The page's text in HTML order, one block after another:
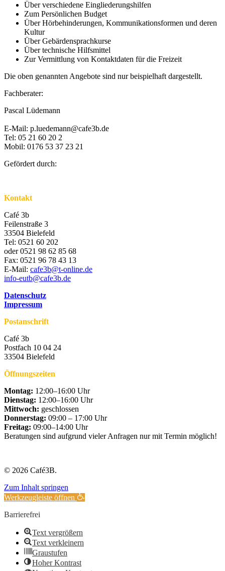
Über verschiedene Eingliederungshilfen
Zum Persönlichen Budget
Über Hörbehinderungen, Kommunikationsformen und deren
Kultur
Über Gebärdensprachkurse
Über technische Hilfsmittel
Zur Vermittlung von Kontaktdaten für die Freizeit
Die oben genannten Angebote sind nur beispielhaft dargestellt.
Fachberater:
Pascal Lüdemann
E-Mail: p.luedemann@cafe3b.de
Tel: 05 21 60 20 2
Mobil: 0176 53 37 23 21
Gefördert durch:
Kontakt
Café 3b
Feilenstraße 3
33504 Bielefeld
Tel: 0521 60 202
oder 0521 98 62 85 68
Fax: 0521 96 78 43 13
E-Mail: cafe3b@t-online.de
info-eutb@cafe3b.de
Datenschutz
Impressum
Postanschrift
Café 3b
Postfach 10 04 24
33504 Bielefeld
Öffnungszeiten
Montag: 12:00–16:00 Uhr
Dienstag: 12:00–16:00 Uhr
Mittwoch: geschlossen
Donnerstag: 09:00 – 17:00 Uhr
Freitag: 09:00–14:00 Uhr
Beratungen sind aufgrund vieler Anfragen nur mit Termin möglich!
© 2026 Café3B.
Zum Inhalt springen
Werkzeugleiste öffnen
Barrierefrei
Text vergrößern
Text verkleinern
Graustufen
Hoher Kontrast